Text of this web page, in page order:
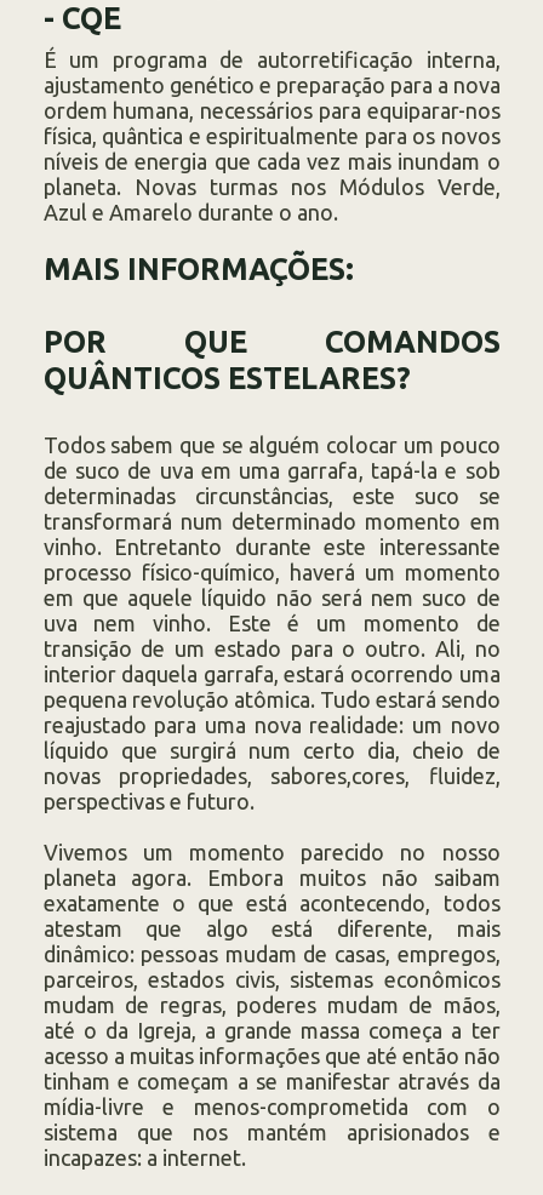
- CQE
É um programa de autorretificação interna,
ajustamento genético e preparação para a nova
ordem humana, necessários para equiparar-nos
física, quântica e espiritualmente para os novos
níveis de energia que cada vez mais inundam o
planeta. Novas turmas nos Módulos Verde,
Azul e Amarelo durante o ano.
MAIS INFORMAÇÕES:
POR QUE COMANDOS
QUÂNTICOS ESTELARES?
Todos sabem que se alguém colocar um pouco
de suco de uva em uma garrafa, tapá-la e sob
determinadas circunstâncias, este suco se
transformará num determinado momento em
vinho. Entretanto durante este interessante
processo físico-químico, haverá um momento
em que aquele líquido não será nem suco de
uva nem vinho. Este é um momento de
transição de um estado para o outro. Ali, no
interior daquela garrafa, estará ocorrendo uma
pequena revolução atômica. Tudo estará sendo
reajustado para uma nova realidade: um novo
líquido que surgirá num certo dia, cheio de
novas propriedades, sabores,cores, fluidez,
perspectivas e futuro.
Vivemos um momento parecido no nosso
planeta agora. Embora muitos não saibam
exatamente o que está acontecendo, todos
atestam que algo está diferente, mais
dinâmico: pessoas mudam de casas, empregos,
parceiros, estados civis, sistemas econômicos
mudam de regras, poderes mudam de mãos,
até o da Igreja, a grande massa começa a ter
acesso a muitas informações que até então não
tinham e começam a se manifestar através da
mídia-livre e menos-comprometida com o
sistema que nos mantém aprisionados e
incapazes: a internet.